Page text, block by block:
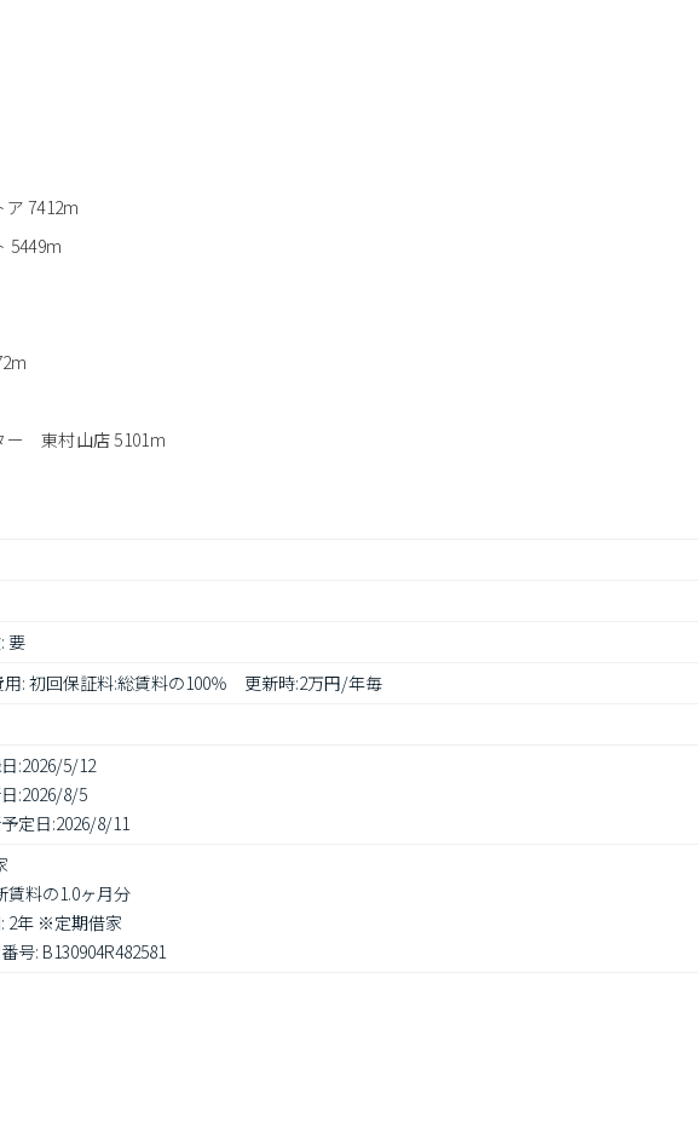
7412m
5449m
ー 東村山店 5101m
要
用: 初回保証料:総賃料の100％　更新時:2万円/年毎
:2026/5/12
:2026/8/5
定日:2026/8/11
賃料の1.0ヶ月分
2年 ※定期借家
号: B130904R482581